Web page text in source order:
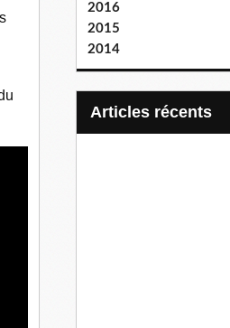
2016
2015
2014
articles récents